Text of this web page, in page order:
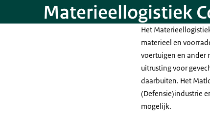
Materieellogistiek
Het
materieel en
voertuigen en ander
uitrusting voor
daarbuiten. Het
(Defensie)industrie
mogelijk.